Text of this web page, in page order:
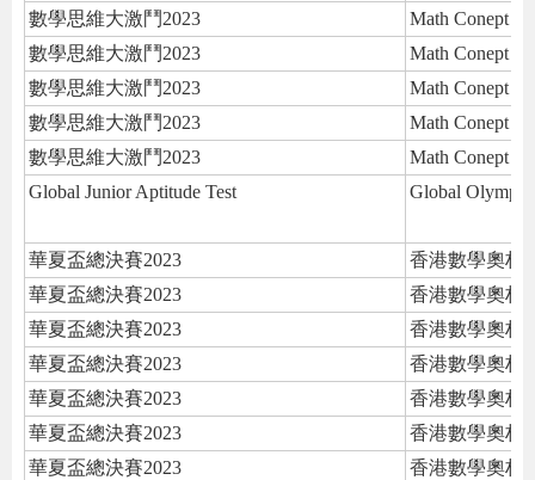
數學思維大激鬥2023
Math Conept
數學思維大激鬥2023
Math Conept
數學思維大激鬥2023
Math Conept
數學思維大激鬥2023
Math Conept
數學思維大激鬥2023
Math Conept
Global Junior Aptitude Test
Global
華夏盃總決賽2023
香港數學奧林
華夏盃總決賽2023
香港數學奧林
華夏盃總決賽2023
香港數學奧林
華夏盃總決賽2023
香港數學奧林
華夏盃總決賽2023
香港數學奧林
華夏盃總決賽2023
香港數學奧林
華夏盃總決賽2023
香港數學奧林